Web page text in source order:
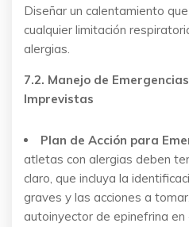
Diseñar un calentamiento
cualquier limitación
alergias.
7.2. Manejo de
Imprevistas
Plan de Acción para
atletas con alergias deben
claro, que incluya la
graves y las acciones a
autoinyector de epinefrina en